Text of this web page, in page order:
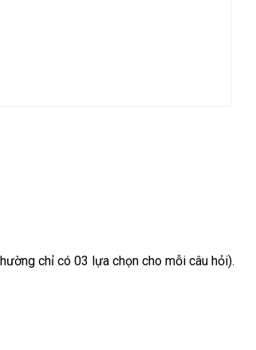
chỉ có 03 lựa chọn cho mỗi câu hỏi).